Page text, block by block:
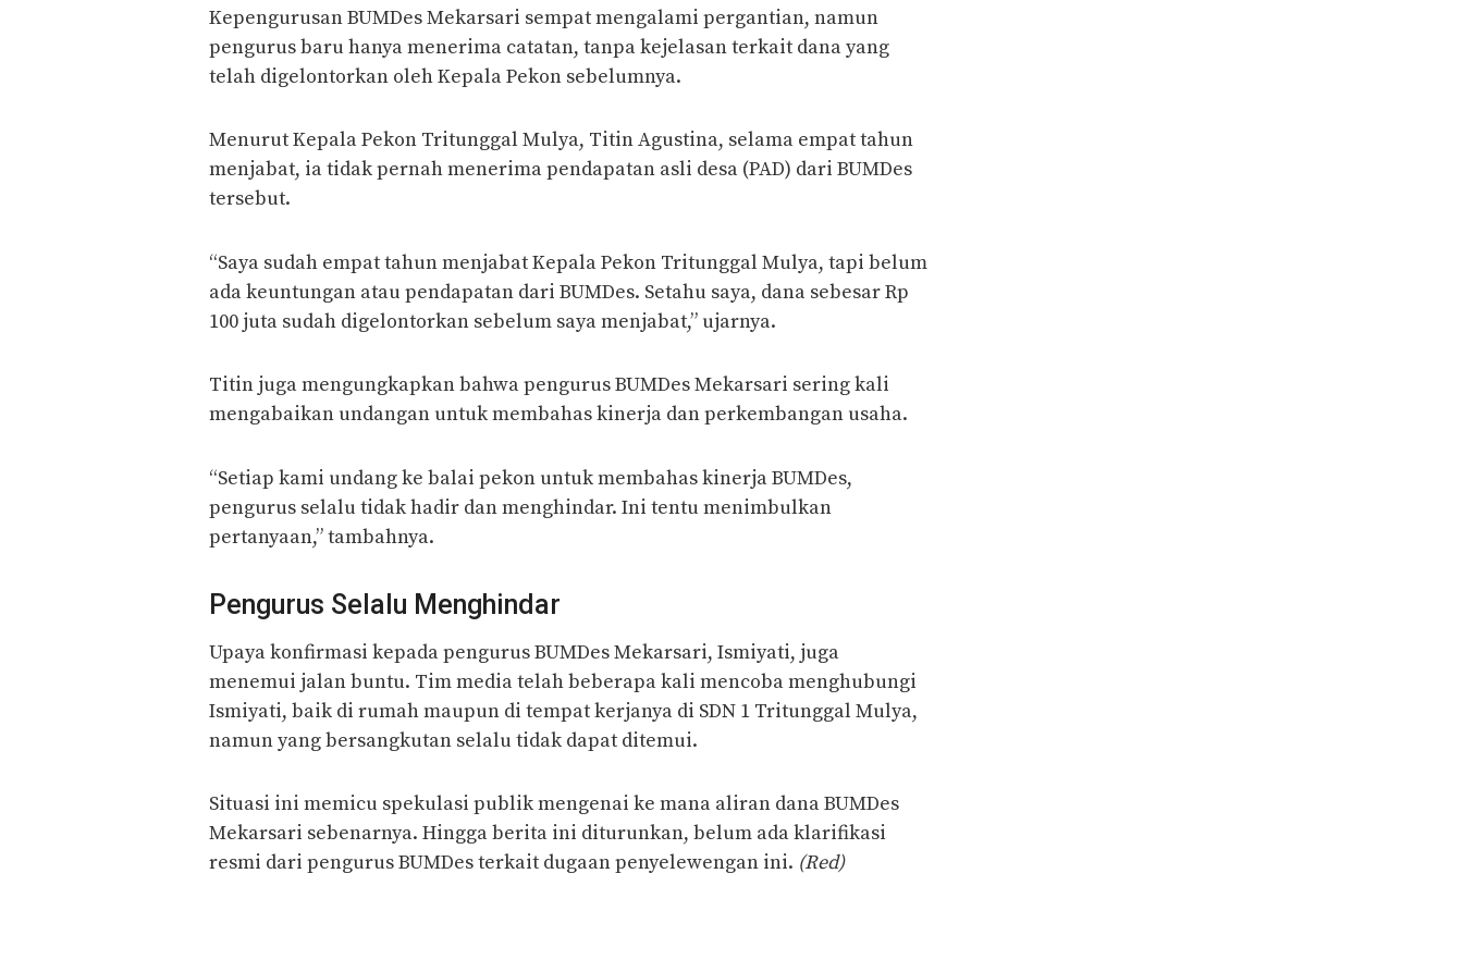
Kepengurusan BUMDes Mekarsari sempat mengalami pergantian, namun
pengurus baru hanya menerima catatan, tanpa kejelasan terkait dana yang
telah digelontorkan oleh Kepala Pekon sebelumnya.
Menurut Kepala Pekon Tritunggal Mulya, Titin Agustina, selama empat tahun
menjabat, ia tidak pernah menerima pendapatan asli desa (PAD) dari BUMDes
tersebut.
“Saya sudah empat tahun menjabat Kepala Pekon Tritunggal Mulya, tapi belum
ada keuntungan atau pendapatan dari BUMDes. Setahu saya, dana sebesar Rp
100 juta sudah digelontorkan sebelum saya menjabat,” ujarnya.
Titin juga mengungkapkan bahwa pengurus BUMDes Mekarsari sering kali
mengabaikan undangan untuk membahas kinerja dan perkembangan usaha.
“Setiap kami undang ke balai pekon untuk membahas kinerja BUMDes,
pengurus selalu tidak hadir dan menghindar. Ini tentu menimbulkan
pertanyaan,” tambahnya.
Pengurus Selalu Menghindar
Upaya konfirmasi kepada pengurus BUMDes Mekarsari, Ismiyati, juga
menemui jalan buntu. Tim media telah beberapa kali mencoba menghubungi
Ismiyati, baik di rumah maupun di tempat kerjanya di SDN 1 Tritunggal Mulya,
namun yang bersangkutan selalu tidak dapat ditemui.
Situasi ini memicu spekulasi publik mengenai ke mana aliran dana BUMDes
Mekarsari sebenarnya. Hingga berita ini diturunkan, belum ada klarifikasi
resmi dari pengurus BUMDes terkait dugaan penyelewengan ini. (Red)